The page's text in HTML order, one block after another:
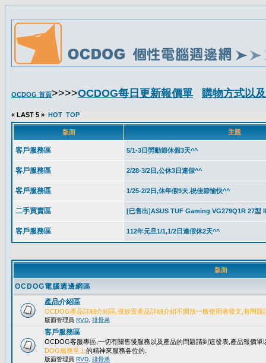
OCDOG 首頁>>>>OCDOG每日更新報價單 購物方式以
版面
OCDOG電腦週邊網區
產品介紹區
OCDOG產品詳細介紹區,僅放置產品詳細介紹不開放一般使用者發文,有問題
版面管理員 RVD 排骨弟
客戶服務區
OCDOG客服專區,一切有關售後服務以及產品的問題請到這發表,產品報價
DOG服務至上的精神來服務各位的.
版面管理員 RVD 排骨弟